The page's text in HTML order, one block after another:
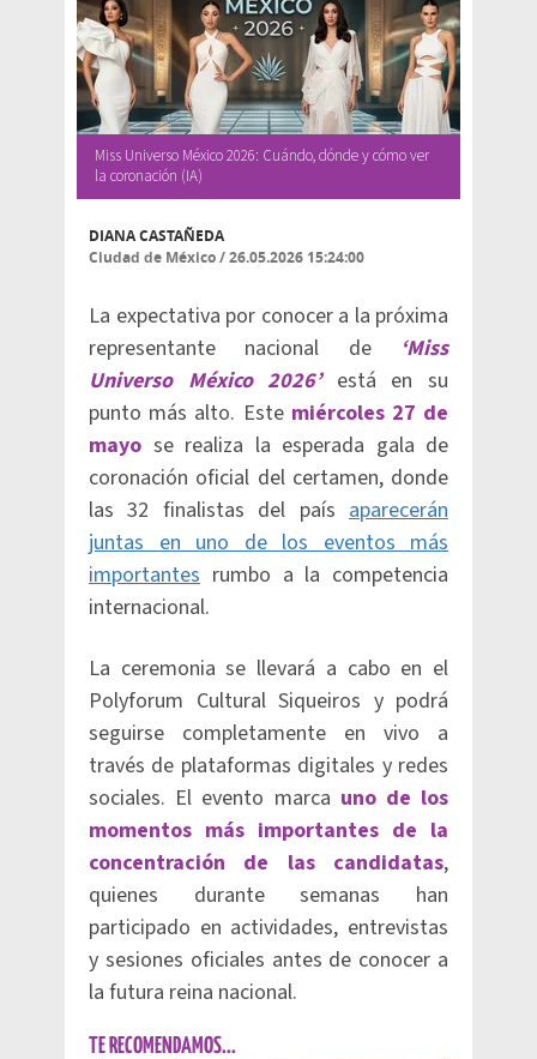
Miss Universo México 2026: Cuándo, dónde y cómo ver
la coronación (IA)
DIANA CASTAÑEDA
Ciudad de México/26.05.2026 15:24:00
La expectativa por conocer a la próxima
representante nacional de
‘Miss
Universo México 2026’está en su
punto más alto. Este miércoles 27 de
mayo se realiza la esperada gala de
coronación oficial del certamen, donde
las 32 finalistas del país aparecerán
juntas en uno de los eventos más
importantes rumbo a la competencia
internacional.
La ceremonia se llevará a cabo en el
Polyforum Cultural Siqueiros y podrá
seguirse completamente en vivo a
través de plataformas digitales y redes
sociales. El evento marca uno de los
momentos más importantes de la
concentración de las candidatas,
quienes durante semanas han
participado en actividades, entrevistas
y sesiones oficiales antes de conocer a
la futura reina nacional.
TE RECOMENDAMOS...